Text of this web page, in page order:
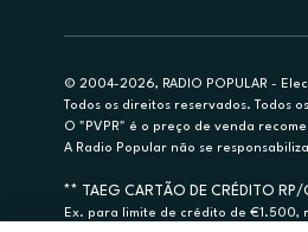
© 2004-2026, RADIO POPULAR -
Todos os direitos reservados. Todos
O "PVPR" é o preço de venda
A Radio Popular não se
** TAEG CARTÃO DE CRÉDITO RP/
Ex. para limite de crédito de €1.500,